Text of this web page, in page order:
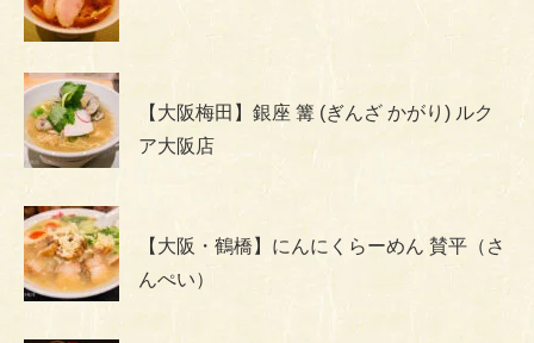
【大阪梅田】銀座 篝 (ぎんざ かがり) ルク
ア大阪店
【大阪・鶴橋】にんにくらーめん 賛平（さ
んぺい）